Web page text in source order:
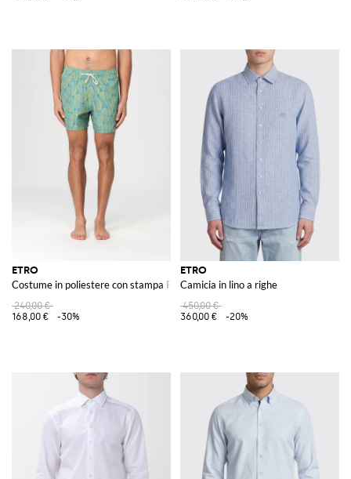
ETRO
Costume in poliestere con stampa Paisley
240,00 €
168,00 €
-30%
ETRO
Camicia in lino a righe
450,00 €
360,00 €
-20%